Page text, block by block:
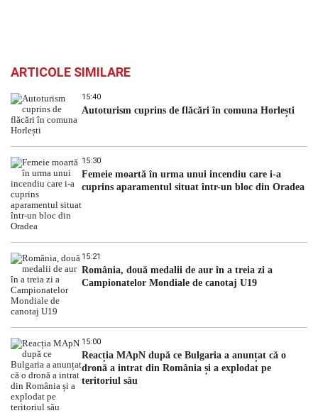
ARTICOLE SIMILARE
15:40
Autoturism cuprins de flăcări în comuna Horlești
15:30
Femeie moartă în urma unui incendiu care i-a
cuprins aparamentul situat într-un bloc din Oradea
15:21
România, două medalii de aur în a treia zi a
Campionatelor Mondiale de canotaj U19
15:00
Reacția MApN după ce Bulgaria a anunțat că o
dronă a intrat din România și a explodat pe
teritoriul său